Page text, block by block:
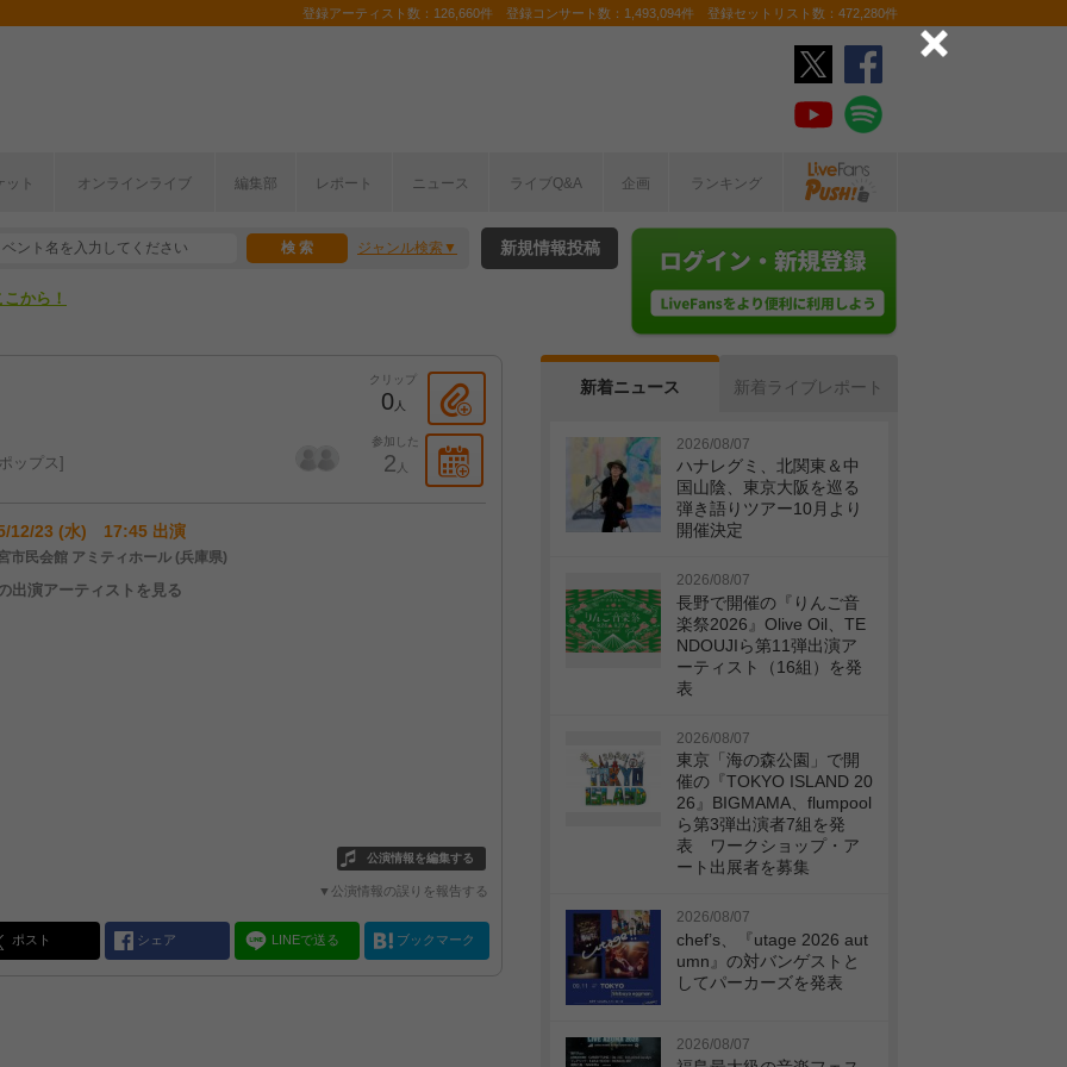
登録アーティスト数：126,660件 登録コンサート数：1,493,094件 登録セットリスト数：472,280件
ット オンラインライブ 編集部 レポート ニュース ライブQ&A 企画 ランキング
ジャンル検索
半期編発表！
から！
新規情報投稿
クリップ
0人
参加した
2 人
ップス
12/23 (水) 17:45 出演
市民会館 アミティホール (兵庫県)
出演アーティストを見る
公演情報を編集する
▼公演情報の誤りを報告する
ポスト シェア LINEで送る ブックマーク
新着ニュース 新着ライブレポート
2026/08/07
ハナレグミ、北関東＆中
国山陰、東京大阪を巡る
弾き語りツアー10月より
開催決定
2026/08/07
長野で開催の『りんご音
楽祭2026』Olive Oil、TE
NDOUJIら第11弾出演ア
ーティスト（16組）を発
表
2026/08/07
東京「海の森公園」で開
催の『TOKYO ISLAND 20
26』BIGMAMA、flumpool
ら第3弾出演者7組を発
表 ワークショップ・ア
ート出展者を募集
2026/08/07
chef’s、『utage 2026 aut
umn』の対バンゲストと
してパーカーズを発表
2026/08/07